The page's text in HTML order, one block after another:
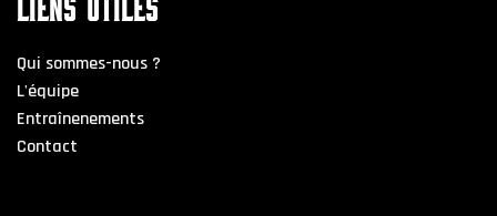
Qui sommes-nous ?
L'équipe
Entraînenements
Contact